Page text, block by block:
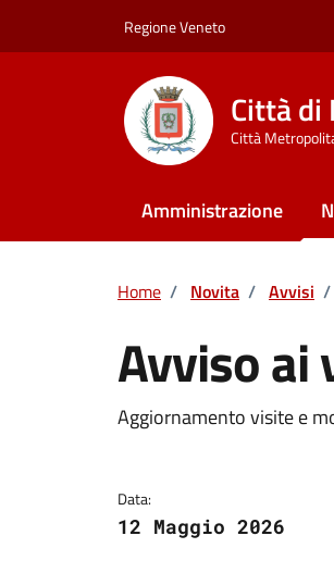
Regione Veneto
Città di
Città
Amministrazione
Home / Novita / Avvisi /
Avviso ai
Dettagli
Aggiornamento visite e
Data:
12 Maggio 2026